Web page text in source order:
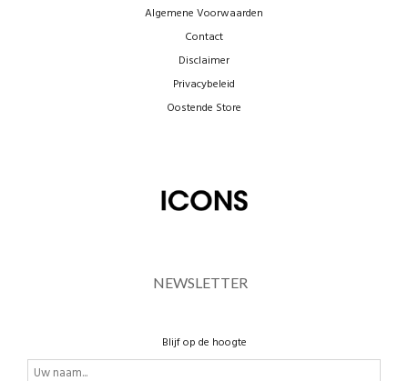
Algemene Voorwaarden
Contact
Disclaimer
Privacybeleid
Oostende Store
NEWSLETTER
Blijf op de hoogte